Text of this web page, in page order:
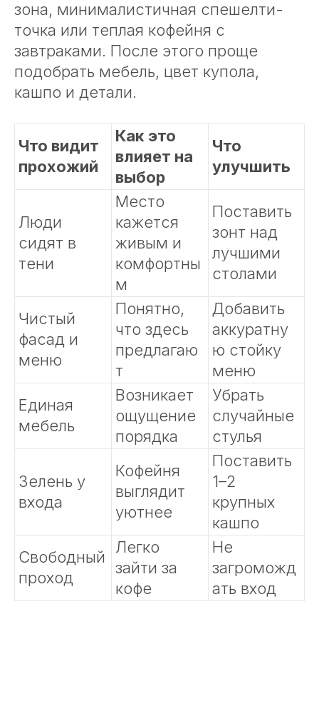
зона, минималистичная спешелти-
точка или теплая кофейня с
завтраками. После этого проще
подобрать мебель, цвет купола,
кашпо и детали.
Что видит
прохожий
Как это
влияет на
выбор
Что
улучшить
Люди
сидят в
тени
Место
кажется
живым и
комфортны
м
Поставить
зонт над
лучшими
столами
Чистый
фасад и
меню
Понятно,
что здесь
предлагаю
т
Добавить
аккуратну
ю стойку
меню
Единая
мебель
Возникает
ощущение
порядка
Убрать
случайные
стулья
Зелень у
входа
Кофейня
выглядит
уютнее
Поставить
1–2
крупных
кашпо
Свободный
проход
Легко
зайти за
кофе
Не
загроможд
ать вход